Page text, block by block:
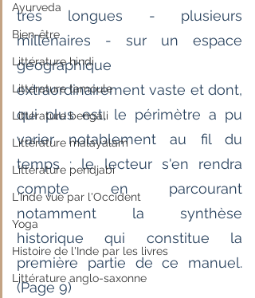
Ayurveda
Bien-être
Littérature hindi
Littérature tamoule
Littérature bengali
Littérature malayalam
Littérature pendjabi
L'Inde vue par l'Occident
Yoga
Histoire de l'Inde par les livres
Littérature anglo-saxonne
très longues - plusieurs
millénaires - sur un espace
géographique
extraordinairement vaste et dont,
qui plus est, le périmètre a pu
varier notablement au fil du
temps : le lecteur s'en rendra
compte en parcourant
notamment la synthèse
historique qui constitue la
première partie de ce manuel.
(Page 9)